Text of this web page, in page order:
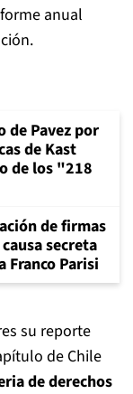
anual
de Pavez por
de Kast
de los "218
de firmas
secreta
Franco Parisi
su reporte
de Chile
de derechos